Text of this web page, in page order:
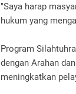
"Saya harap
hukum yang
Program
dengan Arahan
meningkatkan